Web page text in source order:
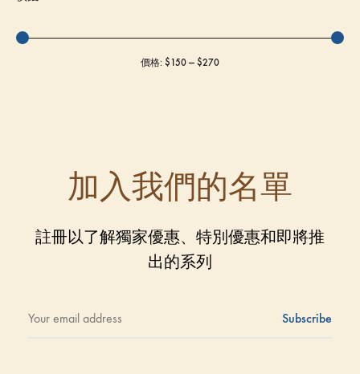
價格: $150 — $270
加入我們的名單
註冊以了解獨家優惠、特別優惠和即將推
出的系列